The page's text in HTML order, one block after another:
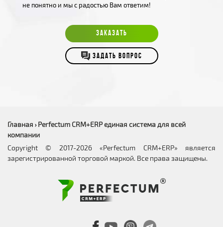
не понятно и мы с радостью Вам ответим!
ЗАКАЗАТЬ
ЗАДАТЬ ВОПРОС
Главная › Perfectum CRM+ERP единая система для всей
компании
Copyright © 2017-2026 «Perfectum CRM+ERP» является
зарегистрированной торговой маркой. Все права защищены.